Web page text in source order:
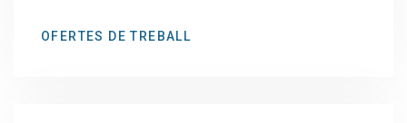
OFERTES DE TREBALL